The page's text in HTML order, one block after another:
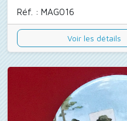
Réf. : MAG016
Voir les détails